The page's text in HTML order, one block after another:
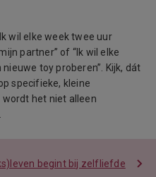
wil elke week twee uur
partner” of “Ik wil elke
toy proberen”. Kijk, dát
specifieke, kleine
het niet alleen
begint bij zelfliefde